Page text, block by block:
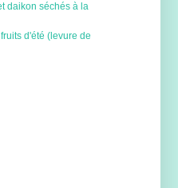
daikon séchés à la
d'été (levure de